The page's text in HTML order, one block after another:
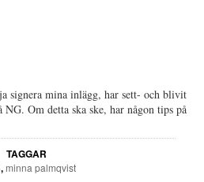
signera mina inlägg, har sett- och blivit
Om detta ska ske, har någon tips på
TAGGAR
,minna palmqvist